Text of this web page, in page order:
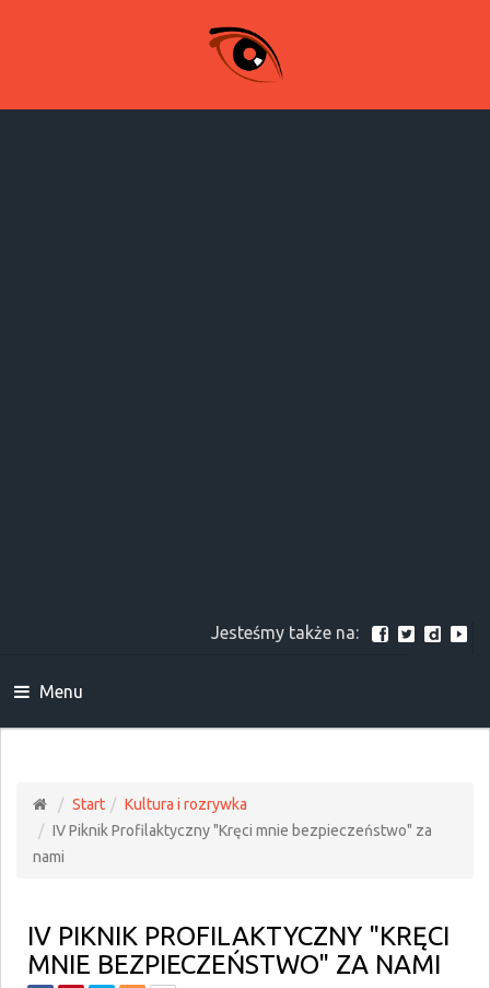
Jesteśmy także na:
Menu
Start
Kultura i rozrywka
IV Piknik Profilaktyczny "Kręci mnie bezpieczeństwo" za
nami
IV PIKNIK PROFILAKTYCZNY "KRĘCI
MNIE BEZPIECZEŃSTWO" ZA NAMI